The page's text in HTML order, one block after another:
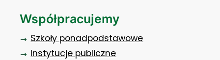
Współpracujemy
Szkoły ponadpodstawowe
Instytucje publiczne